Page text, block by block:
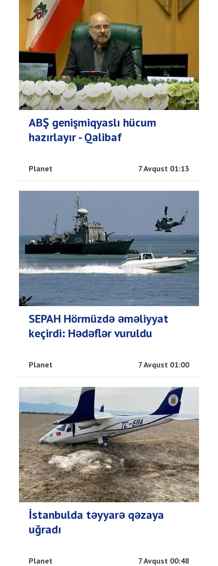
ABŞ genişmiqyaslı hücum
hazırlayır - Qalibaf
Planet 7 Avqust 01:13
SEPAH Hörmüzdə əməliyyat
keçirdi: Hədəflər vuruldu
Planet 7 Avqust 01:00
İstanbulda təyyarə qəzaya
uğradı
Planet 7 Avqust 00:48